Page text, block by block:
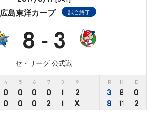
広島東洋カープ 試合終了
8 - 3
セ・リーグ 公式戦
4 5 6 7 8 9 R H E
0 0 0 0 1 2 3 8 0
0 0 0 2 1 X 8 11 2